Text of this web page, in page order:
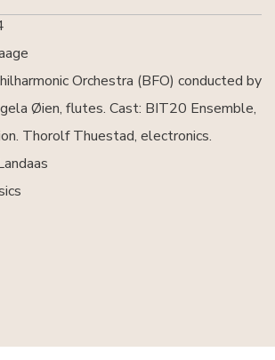
Orchestra (BFO) conducted by
Øien, flutes. Cast: BIT20 Ensemble,
Thorolf Thuestad, electronics.